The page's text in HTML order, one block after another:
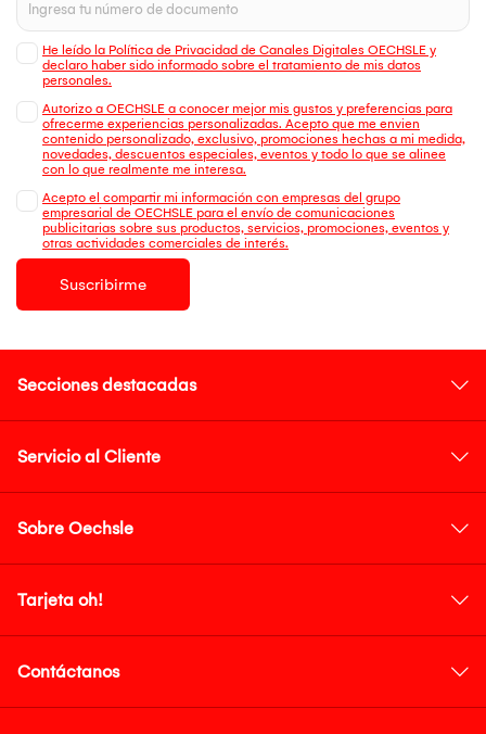
He leído la Política de Privacidad de Canales Digitales OECHSLE y
declaro haber sido informado sobre el tratamiento de mis datos
personales.
Autorizo a OECHSLE a conocer mejor mis gustos y preferencias para
ofrecerme experiencias personalizadas. Acepto que me envien
contenido personalizado, exclusivo, promociones hechas a mi medida,
novedades, descuentos especiales, eventos y todo lo que se alinee
con lo que realmente me interesa.
Acepto el compartir mi información con empresas del grupo
empresarial de OECHSLE para el envío de comunicaciones
publicitarias sobre sus productos, servicios, promociones, eventos y
otras actividades comerciales de interés.
Suscribirme
Secciones destacadas
Servicio al Cliente
Sobre Oechsle
Tarjeta oh!
Contáctanos